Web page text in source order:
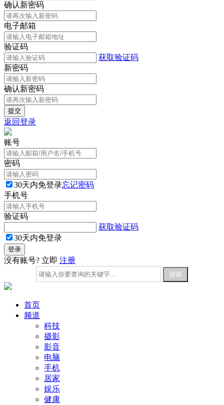
确认新密码
电子邮箱
验证码
获取验证码
新密码
确认新密码
返回登录
账号
密码
30天内免登录忘记密码
手机号
验证码
获取验证码
30天内免登录
没有账号? 立即 注册
首页
频道
科技
摄影
影音
电脑
手机
居家
娱乐
健康